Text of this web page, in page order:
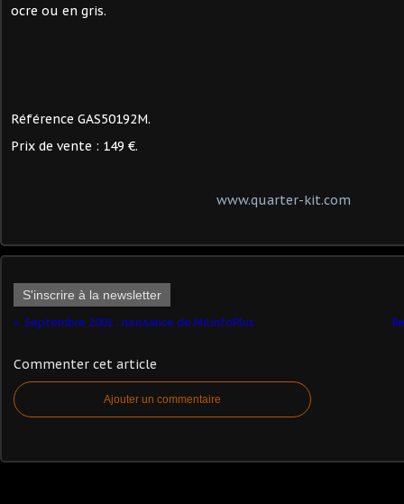
ocre ou en gris.
Référence GAS50192M.
Prix de vente : 149 €.
www.quarter-kit.com
S'inscrire à la newsletter
Septembre 2001 : naissance de MilinfoPlus
Commenter cet article
Ajouter un commentaire